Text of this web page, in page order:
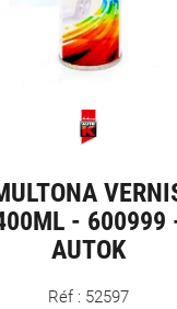
- 600999
AUTOK
Réf : 52597